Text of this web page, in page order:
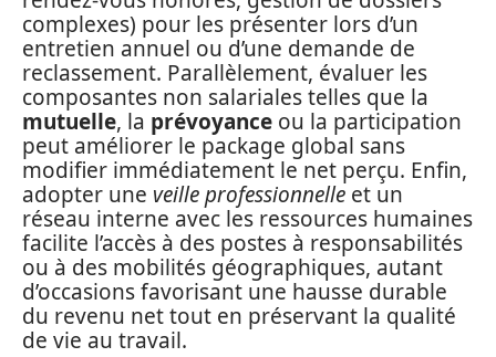
complexes) pour les présenter lors d’un
entretien annuel ou d’une demande de
reclassement. Parallèlement, évaluer les
composantes non salariales telles que la
mutuelle, la prévoyance ou la participation
peut améliorer le package global sans
modifier immédiatement le net perçu. Enfin,
adopter une veille professionnelle et un
réseau interne avec les ressources humaines
facilite l’accès à des postes à responsabilités
ou à des mobilités géographiques, autant
d’occasions favorisant une hausse durable
du revenu net tout en préservant la qualité
de vie au travail.